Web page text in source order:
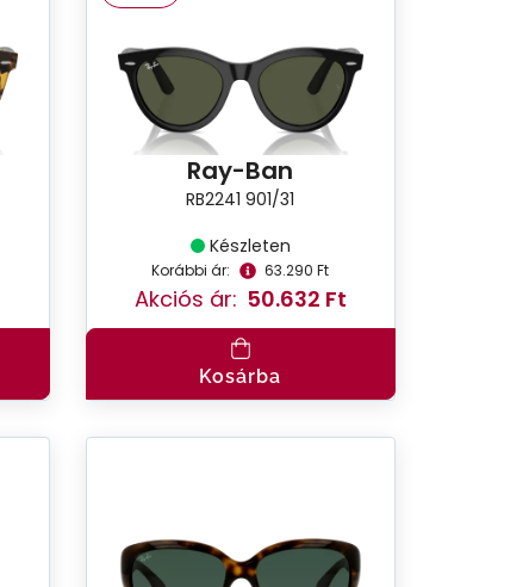
Ray-Ban
RB2241 901/31
Készleten
Korábbi ár: 63.290 Ft
Akciós ár: 50.632 Ft
Kosárba